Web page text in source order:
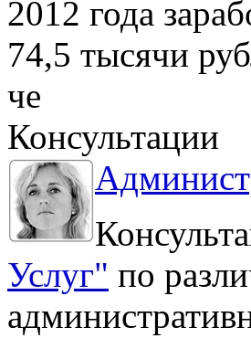
2012 года
74,5 тысячи
че
Консультации
Услуг" по